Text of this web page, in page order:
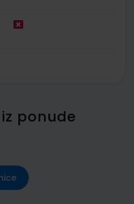
ponude